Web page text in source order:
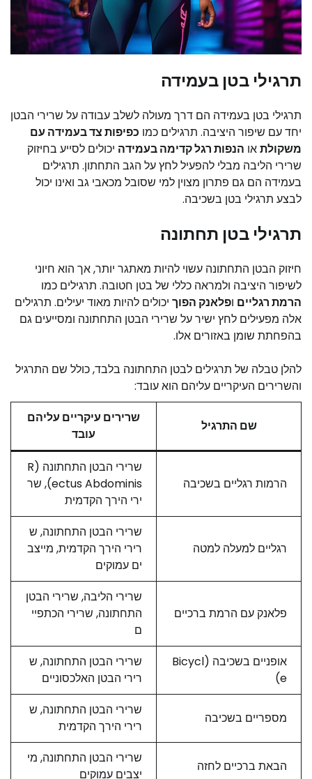
תרגילי בטן בעמידה
תרגילי בטן בעמידה הם דרך מעולה לשלב עבודה על שרירי הבטן
יחד עם שיפור היציבה. תרגילים כמו כפיפות צד בעמידה עם
משקולתאו הנפות רגל קדימה בעמידה יכולים לסייע בחיזוק
שרירי הליבה מבלי להפעיל לחץ על הגב התחתון. תרגילים
בעמידה הם גם פתרון מצוין למי שסובל מכאבי גב ואינו יכול
לבצע תרגילי בטן בשכיבה.
תרגילי בטן תחתונה
חיזוק הבטן התחתונה עשוי להיות מאתגר יותר, אך הוא חיוני
לשיפור היציבה ולמראה כללי של בטן חטובה. תרגילים כמו
הרמת רגליים ופלאנק הפוך יכולים להיות מאוד יעילים. תרגילים
אלה מפעילים לחץ ישיר על שרירי הבטן התחתונה ומסייעים גם
בהפחתת שומן באזורים אלו.
להלן טבלה של תרגילים לבטן התחתונה בלבד, כולל שם התרגיל
והשרירים העיקריים עליהם הוא עובד:
שם התרגיל
שרירים עיקריים עליהם
עובד
הרמות רגליים בשכיבה
שרירי הבטן התחתונה (R
ectus Abdominis), שר
ירי הירך הקדמית
רגליים למעלה למטה
שרירי הבטן התחתונה, ש
רירי הירך הקדמית, מייצב
ים עמוקים
פלאנק עם הרמת ברכיים
שרירי הליבה, שרירי הבטן
התחתונה, שרירי הכתפיי
ם
אופניים בשכיבה (Bicycl
e)
שרירי הבטן התחתונה, ש
רירי הבטן האלכסוניים
מספריים בשכיבה
שרירי הבטן התחתונה, ש
רירי הירך הקדמית
הבאת ברכיים לחזה
שרירי הבטן התחתונה, מי
יצבים עמוקים